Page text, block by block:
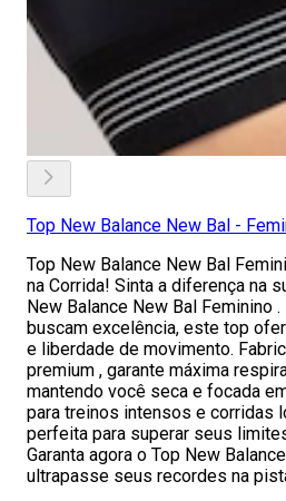
Top New Balance New Bal -
Top New Balance New Bal
na Corrida! Sinta a diferença na
New Balance New Bal Feminino
buscam excelência, este top
e liberdade de movimento.
premium , garante máxima
mantendo você seca e focada
para treinos intensos e corridas
perfeita para superar seus
Garanta agora o Top New
ultrapasse seus recordes na